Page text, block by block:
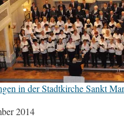
in der Stadtkirche Sankt
2014